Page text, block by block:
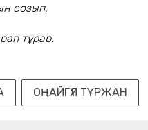
созып,
тұрар.
ОҢАЙГҮЛ ТҰРЖАН